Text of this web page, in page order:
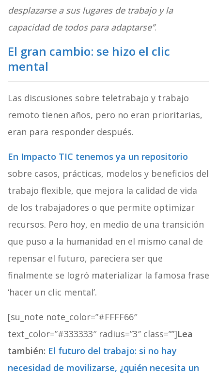
desplazarse a sus lugares de trabajo y la
capacidad de todos para adaptarse”.
El gran cambio: se hizo el clic
mental
Las discusiones sobre teletrabajo y trabajo
remoto tienen años, pero no eran prioritarias,
eran para responder después.
En Impacto TIC tenemos ya un repositorio
sobre casos, prácticas, modelos y beneficios del
trabajo flexible, que mejora la calidad de vida
de los trabajadores o que permite optimizar
recursos. Pero hoy, en medio de una transición
que puso a la humanidad en el mismo canal de
repensar el futuro, pareciera ser que
finalmente se logró materializar la famosa frase
‘hacer un clic mental’.
[su_note note_color=”#FFFF66″
text_color=”#333333″ radius=”3″ class=””]Lea
también: El futuro del trabajo: si no hay
necesidad de movilizarse, ¿quién necesita un